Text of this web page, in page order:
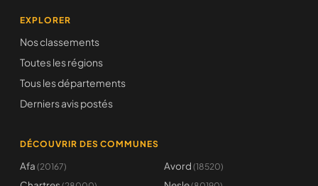
EXPLORER
Nos classements
Toutes les régions
Tous les départements
Derniers avis postés
DÉCOUVRIR DES COMMUNES
Afa (20167) Avord (18520)